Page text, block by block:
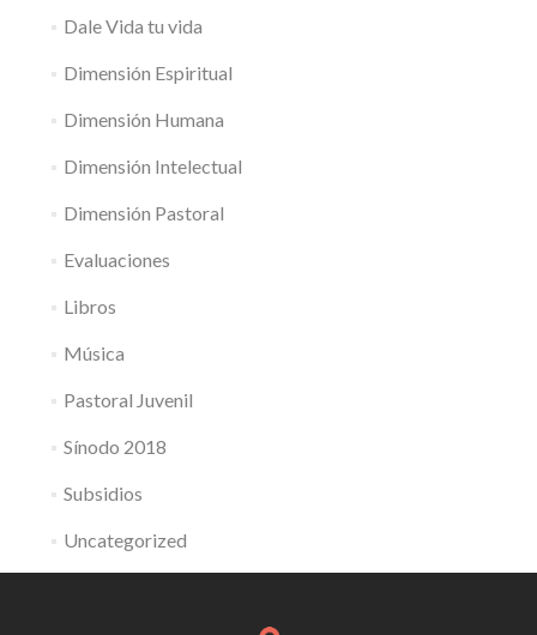
Dale Vida tu vida
Dimensión Espiritual
Dimensión Humana
Dimensión Intelectual
Dimensión Pastoral
Evaluaciones
Libros
Música
Pastoral Juvenil
Sínodo 2018
Subsidios
Uncategorized